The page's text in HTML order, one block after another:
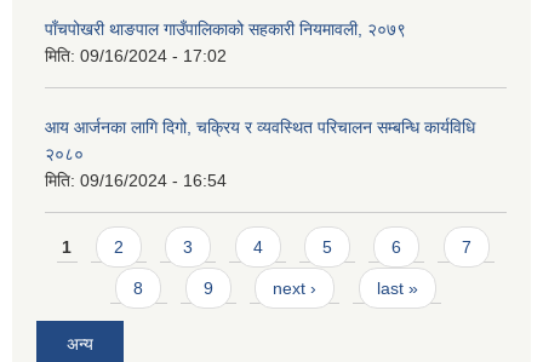
पाँचपोखरी थाङपाल गाउँपालिकाको सहकारी नियमावली, २०७९
मिति: 09/16/2024 - 17:02
आय आर्जनका लागि दिगो, चक्रिय र व्यवस्थित परिचालन सम्बन्धि कार्यविधि
२०८०
मिति: 09/16/2024 - 16:54
Pages
1 2 3 4 5 6 7
8 9 next › last »
अन्य